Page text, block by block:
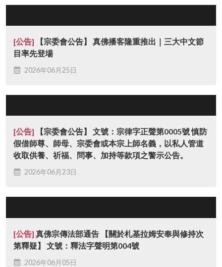
[公告] 【宗委會公告】 真佛播客隆重推出｜三大中文節
目率先登場
2026年06月25日
[公告] 【宗委會公告】 文號：宗律字正聲第0005號 慎防
假借師尊、師母、宗委會或本宗上師名義，以私人管道
收取供養、祈福、問事、加持等款項之警示公告。
2026年06月23日
[公告] 真佛宗傳法部通告 【關於札基拉姆安奉與修持次
第釋疑】 文號：釋法字聲明第004號
2026年06月05日